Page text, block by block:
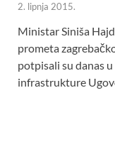
2. lipnja 2015.
Ministar Siniša
prometa
potpisali su danas
infrastrukture